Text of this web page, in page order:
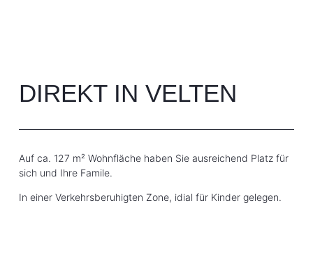
DIREKT IN VELTEN
Auf ca. 127 m² Wohnfläche haben Sie ausreichend Platz für
sich und Ihre Famile.
In einer Verkehrsberuhigten Zone, idial für Kinder gelegen.